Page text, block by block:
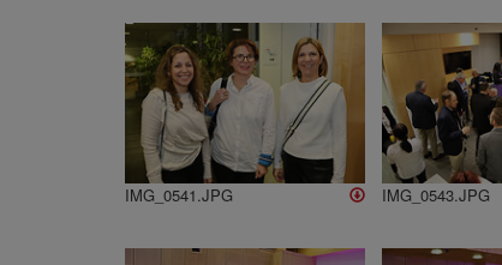
IMG_0541.JPG IMG_0543.JPG